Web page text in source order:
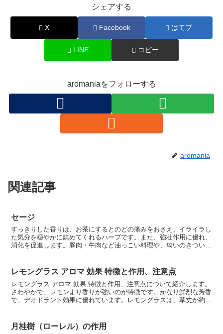
シェアする
X Facebook はてブ
LINE コピー
aromaniaをフォローする
aromania
関連記事
セージ
すっきりした香りは、お茶にするとのどの痛みをおさえ、イライラし
た気分を穏やかに鎮めてくれるハーブです。また、強壮作用に優れ、
消化を促進します。豚肉・牛肉など油っこい料理や、匂いのきつい食
レモングラス アロマ 効果 特徴と作用、注意点
レモングラス アロマ 効果 特徴と作用、注意点について紹介します。
さわやかで、レモンより香りが強いのが特徴です。かなり鮮烈な芳香
で、デオドラント効果に優れています。レモングラスは、草丈が約
月桂樹（ローレル）の作用